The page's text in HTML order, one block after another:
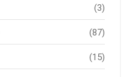
(3)
(87)
(15)